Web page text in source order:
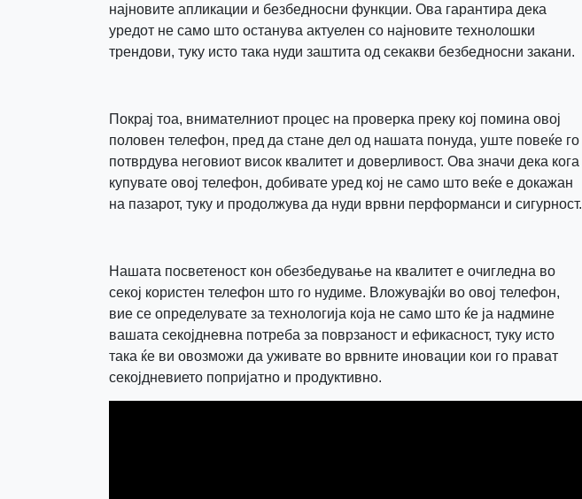
најновите апликации и безбедносни функции. Ова гарантира дека
уредот не само што останува актуелен со најновите технолошки
трендови, туку исто така нуди заштита од секакви безбедносни закани.
Покрај тоа, внимателниот процес на проверка преку кој помина овој
половен телефон, пред да стане дел од нашата понуда, уште повеќе го
потврдува неговиот висок квалитет и доверливост. Ова значи дека кога
купувате овој телефон, добивате уред кој не само што веќе е докажан
на пазарот, туку и продолжува да нуди врвни перформанси и сигурност.
Нашата посветеност кон обезбедување на квалитет е очигледна во
секој користен телефон што го нудиме. Вложувајќи во овој телефон,
вие се определувате за технологија која не само што ќе ја надмине
вашата секојдневна потреба за поврзаност и ефикасност, туку исто
така ќе ви овозможи да уживате во врвните иновации кои го прават
секојдневието попријатно и продуктивно.